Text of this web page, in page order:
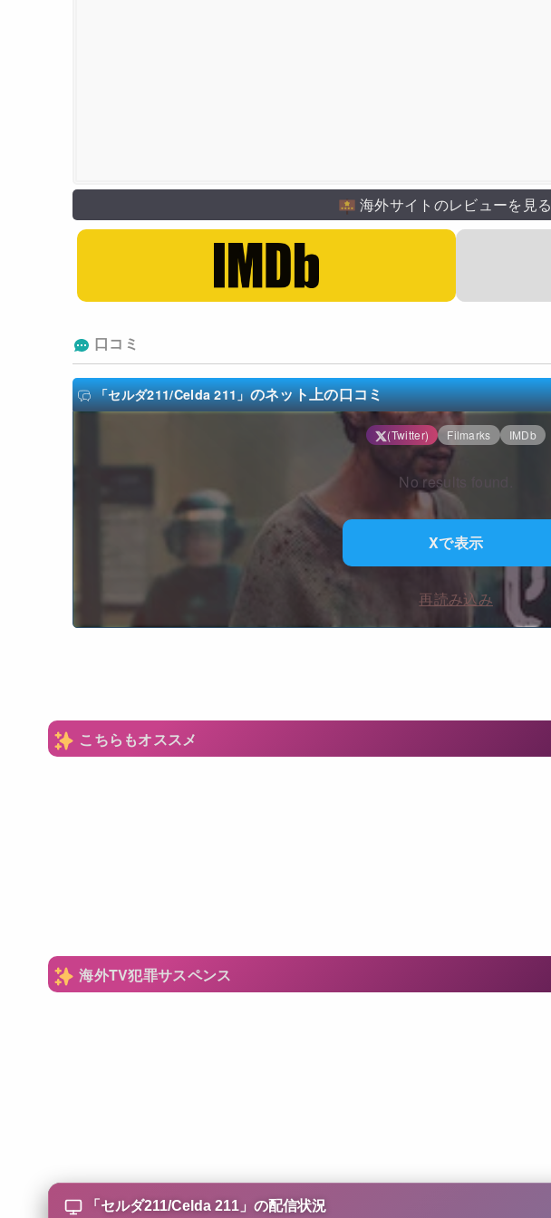
海外サイトのレビューを見る
口コミ
「セルダ211/Celda 211」のネット上の口コミ
(Twitter) Filmarks IMDb
No results found.
Xで表示
再読み込み
こちらもオススメ
海外TV犯罪サスペンス
「 セルダ211/Celda 211」の配信状況